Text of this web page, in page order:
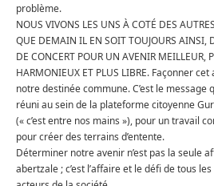
problème.
NOUS VIVONS LES UNS À COTÉ DES
QUE DEMAIN IL EN SOIT TOUJOURS AINSI,
DE CONCERT POUR UN AVENIR MEILLEUR,
HARMONIEUX ET PLUS LIBRE. Façonner
notre destinée commune. C’est le message
réuni au sein de la plateforme citoyenne
(« c’est entre nos mains »), pour un travail
pour créer des terrains d’entente.
Déterminer notre avenir n’est pas la seule
abertzale ; c’est l’affaire et le défi de tous